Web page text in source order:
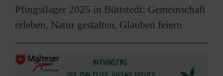
Pfingstlager 2025 in Büttstedt: Gemeinschaft
erleben, Natur gestalten, Glauben feiern